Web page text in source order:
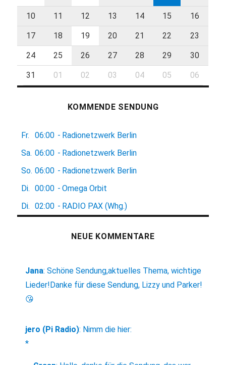
10 11 12 13 14 15 16
17 18 19 20 21 22 23
24 25 26 27 28 29 30
31 01 02 03 04 05 06
KOMMENDE SENDUNG
Fr. 06:00 - Radionetzwerk Berlin
Sa. 06:00 - Radionetzwerk Berlin
So. 06:00 - Radionetzwerk Berlin
Di.
00:00 - Omega Orbit
Di.
02:00 - RADIO PAX (Whg.)
NEUE KOMMENTARE
Jana:Schöne Sendung,aktuelles Thema, wichtige
Lieder!Danke für diese Sendung, Lizzy und Parker!
😘
jero (Pi Radio): Nimm die hier:
*